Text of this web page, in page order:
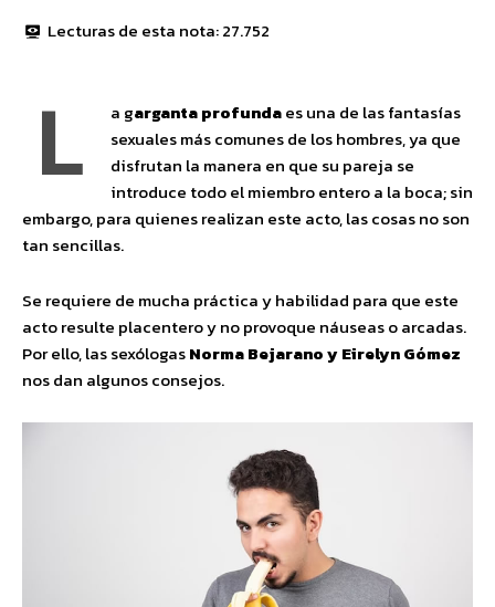
Lecturas de esta nota:27.752
L a garganta profundaes una de las fantasías
sexuales más comunes de los hombres, ya que
disfrutan la manera en que su pareja se
introduce todo el miembro entero a la boca; sin
embargo, para quienes realizan este acto, las cosas no son
tan sencillas.
Se requiere de mucha práctica y habilidad para que este
acto resulte placentero y no provoque náuseas o arcadas.
Por ello, las sexólogasNorma Bejarano y Eirelyn Gómez
nos dan algunos consejos.